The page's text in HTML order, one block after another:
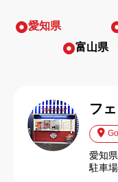
愛知県
富山県
フ
愛知
駐車